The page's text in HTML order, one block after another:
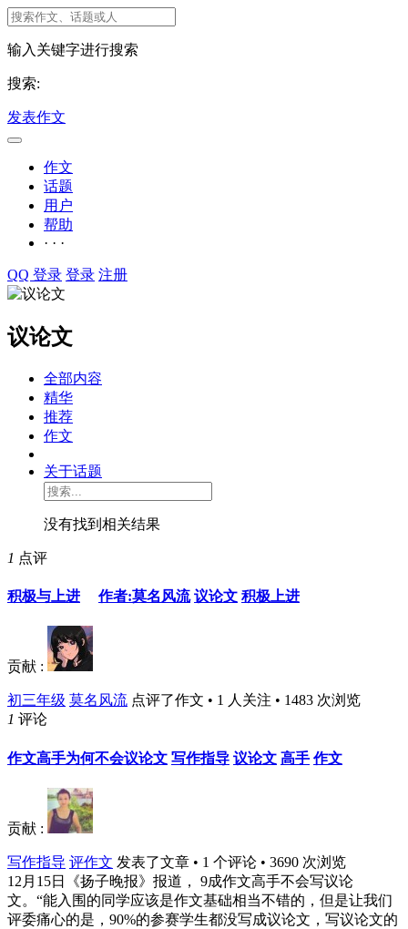
输入关键字进行搜索
搜索:
发表作文
作文
话题
用户
帮助
· · ·
QQ 登录 登录 注册
议论文
全部内容
精华
推荐
作文
关于话题
没有找到相关结果
1 点评
积极与上进 作者:莫名风流 议论文 积极上进
贡献 :
初三年级 莫名风流 点评了作文 • 1 人关注 • 1483 次浏览
1 评论
作文高手为何不会议论文 写作指导 议论文 高手 作文
贡献 :
写作指导 评作文 发表了文章 • 1 个评论 • 3690 次浏览
12月15日《扬子晚报》报道， 9成作文高手不会写议论
文。“能入围的同学应该是作文基础相当不错的，但是让我们
评委痛心的是，90%的参赛学生都没写成议论文，写议论文的